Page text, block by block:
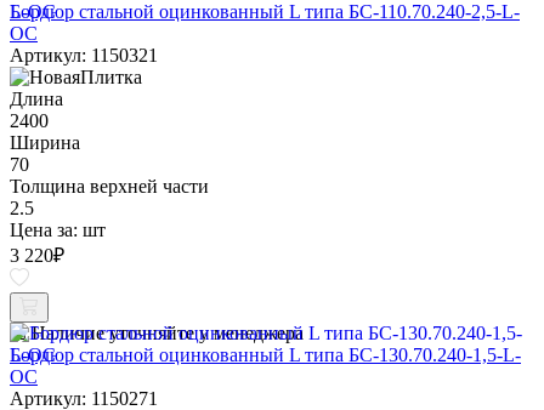
Бордюр стальной оцинкованный L типа БС-110.70.240-2,5-L-
ОС
Артикул: 1150321
Длина
2400
Ширина
70
Толщина верхней части
2.5
Цена за: шт
3 220₽
Наличие уточняйте у менеджера
Бордюр стальной оцинкованный L типа БС-130.70.240-1,5-L-
ОС
Артикул: 1150271